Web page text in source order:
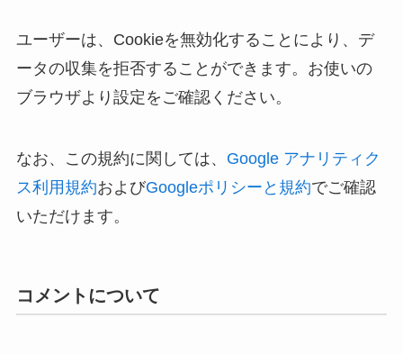
ユーザーは、Cookieを無効化することにより、デ
ータの収集を拒否することができます。お使いの
ブラウザより設定をご確認ください。
なお、この規約に関しては、 Google アナリティク
ス利用規約およびGoogleポリシーと規約でご確認
いただけます。
コメントについて